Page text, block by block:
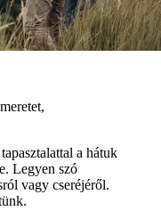
a hátuk
Legyen szó
vagy cseréjéről.